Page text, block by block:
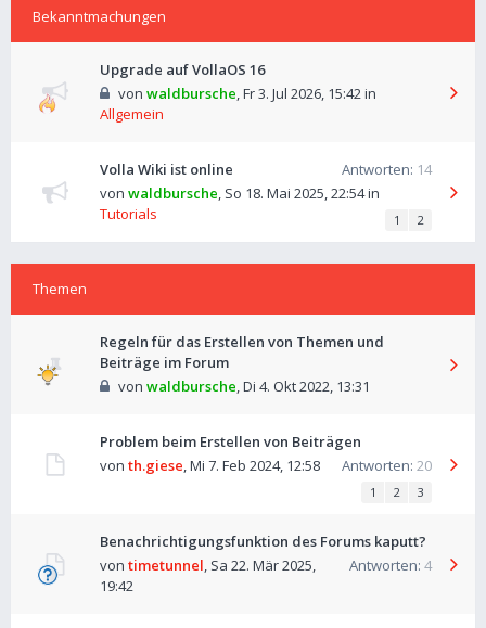
Bekanntmachungen
Upgrade auf VollaOS 16
von waldbursche,Fr 3. Jul 2026, 15:42in
Allgemein
Volla Wiki ist online Antworten: 14
von waldbursche, So 18. Mai 2025, 22:54in
Tutorials
1 2
Themen
Regeln für das Erstellen von Themen und
Beiträge im Forum
von waldbursche,Di 4. Okt 2022, 13:31
Problem beim Erstellen von Beiträgen
Antworten: 20
von th.giese,Mi 7. Feb 2024, 12:58
1 2 3
Benachrichtigungsfunktion des Forums kaputt?
Antworten: 4
von timetunnel, Sa 22. Mär 2025,
19:42